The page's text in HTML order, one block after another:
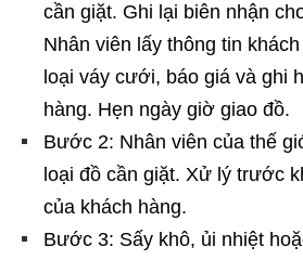
cần giặt. Ghi lại biên nhận
Nhân viên lấy thông tin
loại váy cưới, báo giá và ghi
hàng. Hẹn ngày giờ giao đồ.
Bước 2: Nhân viên của thế
loại đồ cần giặt. Xử lý trước
của khách hàng.
Bước 3: Sấy khô, ủi nhiệt